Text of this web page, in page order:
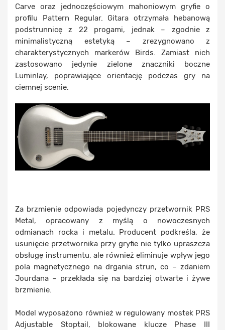
Carve oraz jednoczęściowym mahoniowym gryfie o
profilu Pattern Regular. Gitara otrzymała hebanową
podstrunnicę z 22 progami, jednak – zgodnie z
minimalistyczną estetyką – zrezygnowano z
charakterystycznych markerów Birds. Zamiast nich
zastosowano jedynie zielone znaczniki boczne
Luminlay, poprawiające orientację podczas gry na
ciemnej scenie.
Za brzmienie odpowiada pojedynczy przetwornik PRS
Metal, opracowany z myślą o nowoczesnych
odmianach rocka i metalu. Producent podkreśla, że
usunięcie przetwornika przy gryfie nie tylko upraszcza
obsługę instrumentu, ale również eliminuje wpływ jego
pola magnetycznego na drgania strun, co – zdaniem
Jourdana – przekłada się na bardziej otwarte i żywe
brzmienie.
Model wyposażono również w regulowany mostek PRS
Adjustable Stoptail, blokowane klucze Phase III